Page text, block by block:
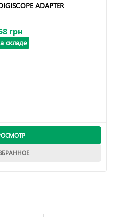
ADAPTER
грн
складе